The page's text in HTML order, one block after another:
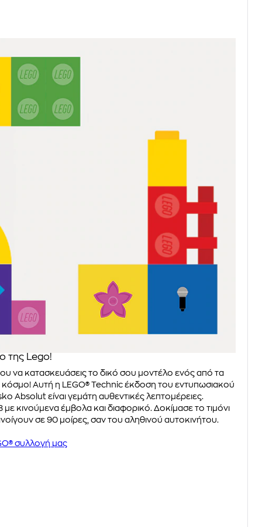
της Lego!
να κατασκευάσεις το δικό σου μοντέλο ενός από τα
κόσμο! Αυτή η LEGO® Technic έκδοση του εντυπωσιακού
Absolut είναι γεμάτη αυθεντικές λεπτομέρειες.
κινούμενα έμβολα και διαφορικό. Δοκίμασε το τιμόνι
σε 90 μοίρες, σαν του αληθινού αυτοκινήτου.
συλλογή μας